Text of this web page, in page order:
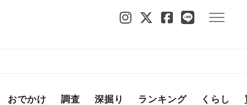
おでかけ 調査 深掘り ランキング くらし